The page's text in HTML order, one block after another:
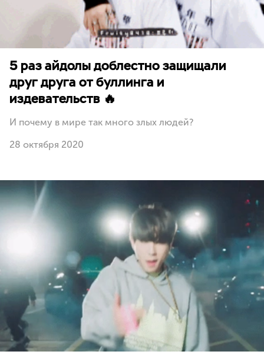
5 раз айдолы доблестно защищали
друг друга от буллинга и
издевательств 🔥
И почему в мире так много злых людей?
28 октября 2020